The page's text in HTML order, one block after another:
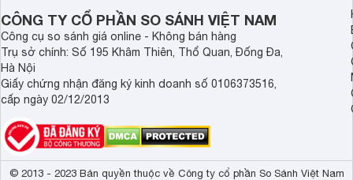
CÔNG TY CỔ PHẦN SO SÁNH VIỆT NAM
Công cụ so sánh giá online - Không bán hàng
Trụ sở chính: Số 195 Khâm Thiên, Thổ Quan, Đống Đa,
Hà Nội
Giấy chứng nhận đăng ký kinh doanh số 0106373516,
cấp ngày 02/12/2013
© 2013 - 2023 Bản quyền thuộc về Công ty cổ phần So Sánh Việt Nam